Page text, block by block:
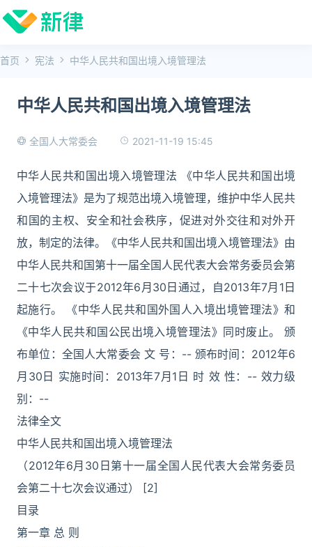
首页 宪法 中华人民共和国出境入境管理法
中华人民共和国出境入境管理法
全国人大常委会 2021-11-19 15:45
中华人民共和国出境入境管理法 《中华人民共和国出境
入境管理法》是为了规范出境入境管理，维护中华人民共
和国的主权、安全和社会秩序，促进对外交往和对外开
放，制定的法律。《中华人民共和国出境入境管理法》由
中华人民共和国第十一届全国人民代表大会常务委员会第
二十七次会议于2012年6月30日通过，自2013年7月1日
起施行。 《中华人民共和国外国人入境出境管理法》和
《中华人民共和国公民出境入境管理法》同时废止。 颁
布单位：全国人大常委会 文 号：-- 颁布时间：2012年6
月30日 实施时间：2013年7月1日 时 效 性：-- 效力级
别：--
法律全文
中华人民共和国出境入境管理法
（2012年6月30日第十一届全国人民代表大会常务委员
会第二十七次会议通过） [2]
目录
第一章 总 则